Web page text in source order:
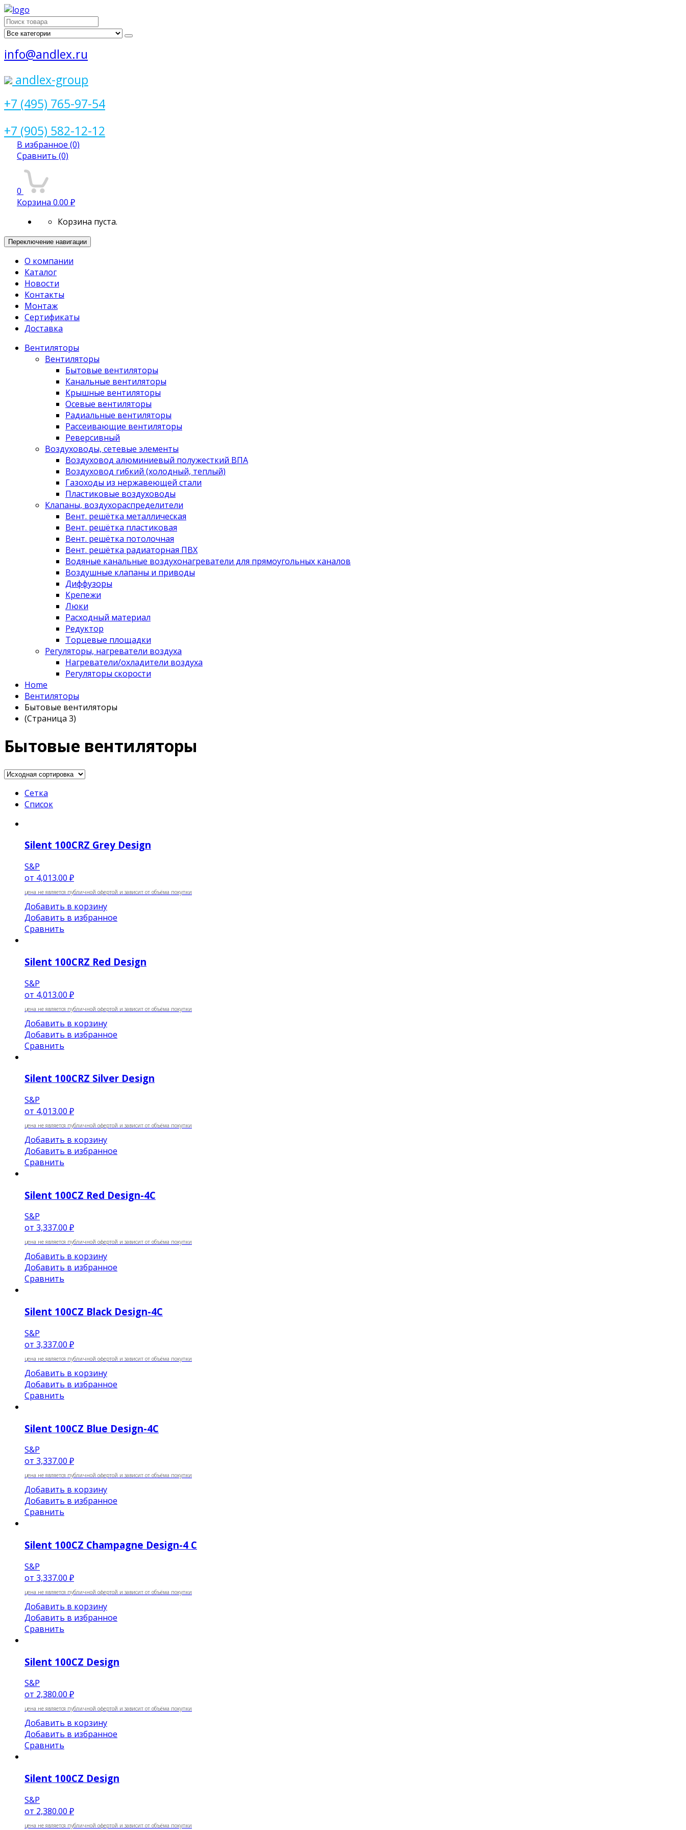
Поиск
для:
info@andlex.ru
andlex-group
+7 (495) 765-97-54
+7 (905) 582-12-12
В избранное (0)
Сравнить (0)
0
Корзина 0.00 ₽
Корзина пуста.
Переключение навигации
О компании
Каталог
Новости
Контакты
Монтаж
Сертификаты
Доставка
Вентиляторы
Вентиляторы
Бытовые вентиляторы
Канальные вентиляторы
Крышные вентиляторы
Осевые вентиляторы
Радиальные вентиляторы
Рассеивающие вентиляторы
Реверсивный
Воздуховоды, сетевые элементы
Воздуховод алюминиевый полужесткий ВПА
Воздуховод гибкий (холодный, теплый)
Газоходы из нержавеющей стали
Пластиковые воздуховоды
Клапаны, воздухораспределители
Вент. решётка металлическая
Вент. решётка пластиковая
Вент. решётка потолочная
Вент. решётка радиаторная ПВХ
Водяные канальные воздухонагреватели для прямоугольных каналов
Воздушные клапаны и приводы
Диффузоры
Крепежи
Люки
Расходный материал
Редуктор
Торцевые площадки
Регуляторы, нагреватели воздуха
Нагреватели/охладители воздуха
Регуляторы скорости
Home
Вентиляторы
Бытовые вентиляторы
(Страница 3)
Бытовые вентиляторы
Сетка
Список
Silent 100CRZ Grey Design
S&P
от 4,013.00 ₽
цена не является публичной офертой и зависит от объёма покупки
Добавить в корзину
Добавить в избранное
Сравнить
Silent 100CRZ Red Design
S&P
от 4,013.00 ₽
цена не является публичной офертой и зависит от объёма покупки
Добавить в корзину
Добавить в избранное
Сравнить
Silent 100CRZ Silver Design
S&P
от 4,013.00 ₽
цена не является публичной офертой и зависит от объёма покупки
Добавить в корзину
Добавить в избранное
Сравнить
Silent 100CZ Red Design-4C
S&P
от 3,337.00 ₽
цена не является публичной офертой и зависит от объёма покупки
Добавить в корзину
Добавить в избранное
Сравнить
Silent 100CZ Black Design-4C
S&P
от 3,337.00 ₽
цена не является публичной офертой и зависит от объёма покупки
Добавить в корзину
Добавить в избранное
Сравнить
Silent 100CZ Blue Design-4C
S&P
от 3,337.00 ₽
цена не является публичной офертой и зависит от объёма покупки
Добавить в корзину
Добавить в избранное
Сравнить
Silent 100CZ Champagne Design-4 C
S&P
от 3,337.00 ₽
цена не является публичной офертой и зависит от объёма покупки
Добавить в корзину
Добавить в избранное
Сравнить
Silent 100CZ Design
S&P
от 2,380.00 ₽
цена не является публичной офертой и зависит от объёма покупки
Добавить в корзину
Добавить в избранное
Сравнить
Silent 100CZ Design
S&P
от 2,380.00 ₽
цена не является публичной офертой и зависит от объёма покупки